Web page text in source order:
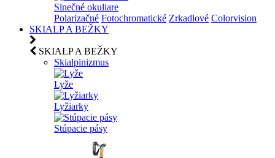
Slnečné okuliare
Polarizačné Fotochromatické Zrkadlové Colorvision
SKIALP A BEŽKY
SKIALP A BEŽKY
Skialpinizmus
Lyže
Lyžiarky
Stúpacie pásy